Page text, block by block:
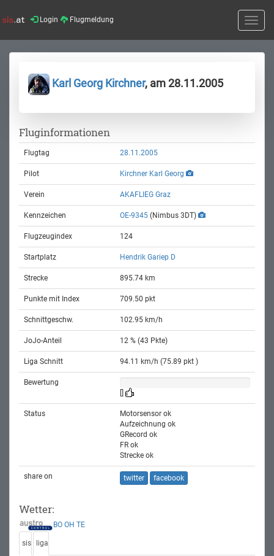
Login Flugmeldung
Toggle
Karl Georg Kirchner, am 28.11.2005
Fluginformationen
Flugtag 28.11.2005
Pilot Kirchner Karl Georg
Verein AKAFLIEG Graz
Kennzeichen OE-9345 (Nimbus 3DT)
Flugzeugindex 124
Startplatz Hendrik Gariep D
Strecke 895.74 km
Punkte mit Index 709.50 pkt
Schnittgeschw. 102.95 km/h
JoJo-Anteil 12 % (43 Pkte)
Liga Schnitt 94.11 km/h (75.89 pkt )
Bewertung
Status
Motorsensor ok
Aufzeichnung ok
GRecord ok
FR ok
Strecke ok
share on twitter facebook
Wetter:
BO OH TE
sis liga